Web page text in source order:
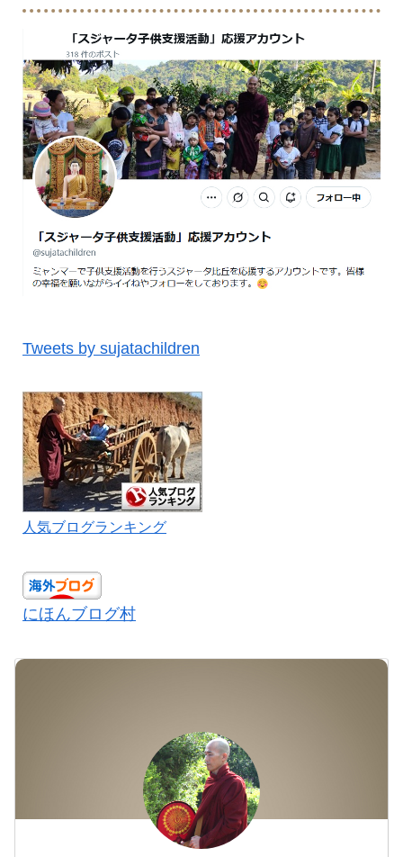
Tweets by sujatachildren
人気ブログランキング
にほんブログ村